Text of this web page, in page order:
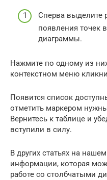
Сперва выделите
появления точек
диаграммы.
Нажмите по одному из
контекстном меню
Появится список
отметить маркером
Вернитесь к таблице и
вступили в силу.
В других статьях на
информации, которая
работе со столбчатыми